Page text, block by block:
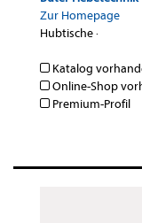
Zur Homepage
Hubtische·
Katalog
Online-Shop
Premium-Profil